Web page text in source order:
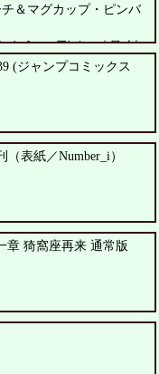
＆マグカップ・ピンバ
レミー・アレン・ホワイト
(ジャンプコミックス
（表紙／Number_i）
章 猗窩座再来 通常版